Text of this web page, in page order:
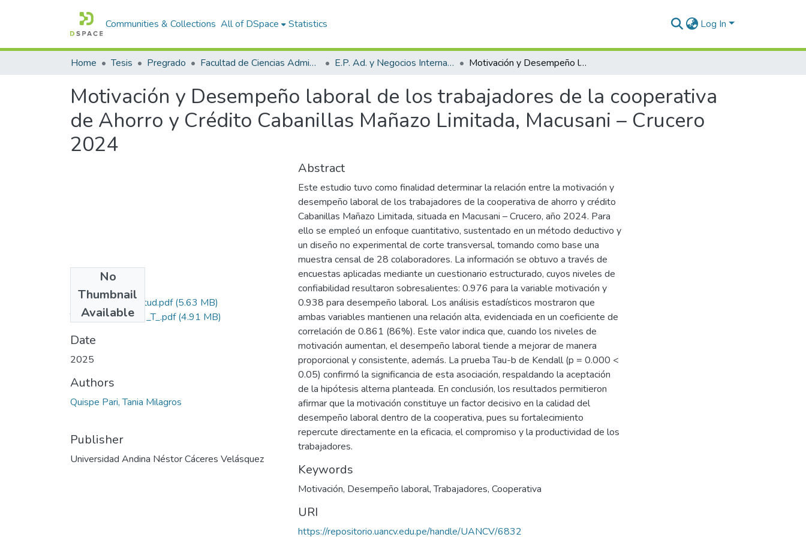
Communities & Collections All of DSpace Statistics Log In
Home Tesis Pregrado Facultad de Ciencias Administrativas E.P. Ad. y Negocios Internacionales Motivación y Desempeño laboral de los trabajadores de la cooperativa de Ahorro y Crédito Cabanillas Mañazo Limitada, Macusani – Crucero 2024
Motivación y Desempeño laboral de los trabajadores de la cooperativa
de Ahorro y Crédito Cabanillas Mañazo Limitada, Macusani – Crucero
2024
No
Thumbnail
Available
Grado de Similitud.pdf(5.63 MB)
T036_44312003_T_.pdf(4.91 MB)
Date
2025
Authors
Quispe Pari, Tania Milagros
Publisher
Universidad Andina Néstor Cáceres Velásquez
Abstract
Este estudio tuvo como finalidad determinar la relación entre la motivación y
desempeño laboral de los trabajadores de la cooperativa de ahorro y crédito
Cabanillas Mañazo Limitada, situada en Macusani – Crucero, año 2024. Para
ello se empleó un enfoque cuantitativo, sustentado en un método deductivo y
un diseño no experimental de corte transversal, tomando como base una
muestra censal de 28 colaboradores. La información se obtuvo a través de
encuestas aplicadas mediante un cuestionario estructurado, cuyos niveles de
confiabilidad resultaron sobresalientes: 0.976 para la variable motivación y
0.938 para desempeño laboral. Los análisis estadísticos mostraron que
ambas variables mantienen una relación alta, evidenciada en un coeficiente de
correlación de 0.861 (86%). Este valor indica que, cuando los niveles de
motivación aumentan, el desempeño laboral tiende a mejorar de manera
proporcional y consistente, además. La prueba Tau-b de Kendall (p = 0.000 <
0.05) confirmó la significancia de esta asociación, respaldando la aceptación
de la hipótesis alterna planteada. En conclusión, los resultados permitieron
afirmar que la motivación constituye un factor decisivo en la calidad del
desempeño laboral dentro de la cooperativa, pues su fortalecimiento
repercute directamente en la eficacia, el compromiso y la productividad de los
trabajadores.
Keywords
Motivación, Desempeño laboral,Trabajadores, Cooperativa
URI
https://repositorio.uancv.edu.pe/handle/UANCV/6832